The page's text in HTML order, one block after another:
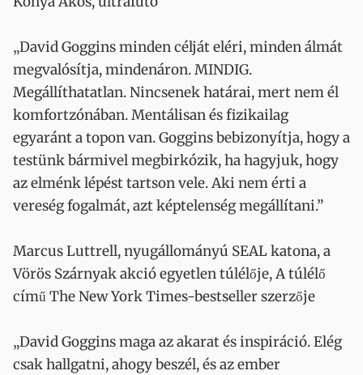
„David Goggins minden célját eléri, minden álmát
megvalósítja, mindenáron. MINDIG.
Megállíthatatlan. Nincsenek határai, mert nem él
komfortzónában. Mentálisan és fizikailag
egyaránt a topon van. Goggins bebizonyítja, hogy a
testünk bármivel megbirkózik, ha hagyjuk, hogy
az elménk lépést tartson vele. Aki nem érti a
vereség fogalmát, azt képtelenség megállítani.”
Marcus Luttrell, nyugállományú SEAL katona, a
Vörös Szárnyak akció egyetlen túlélője, A túlélő
című The New York Times-bestseller szerzője
„David Goggins maga az akarat és inspiráció. Elég
csak hallgatni, ahogy beszél, és az ember